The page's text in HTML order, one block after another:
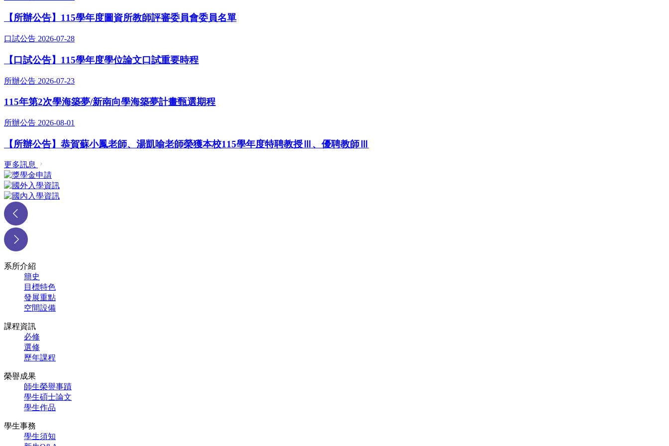
【所辦公告】115學年度圖資所教師評審委員會委員名單
口試公告 2026-07-28
【口試公告】115學年度學位論文口試重要時程
所辦公告 2026-07-23
115年第2次學海築夢/新南向學海築夢計畫甄選期程
所辦公告 2026-08-01
【所辦公告】恭賀蘇小鳳老師、湯凱喻老師榮獲本校115學年度特聘教授Ⅲ、優聘教師Ⅲ
更多訊息
系所介紹
簡史
目標特色
發展重點
空間設備
課程資訊
必修
選修
歷年課程
榮譽成果
師生榮譽事蹟
學生碩士論文
學生作品
學生事務
學生須知